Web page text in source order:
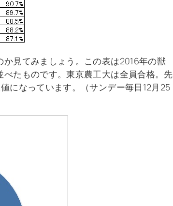
見てみましょう。この表は2016年の獣
たものです。東京農工大は全員合格。先
になっています。（サンデー毎日12月25